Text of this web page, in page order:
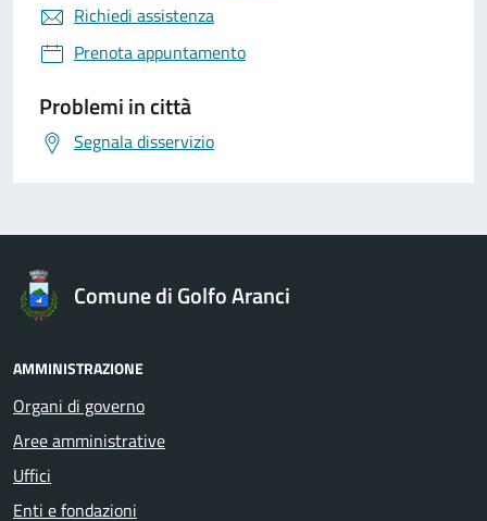
Richiedi assistenza
Prenota appuntamento
Problemi in città
Segnala disservizio
Comune di Golfo Aranci
AMMINISTRAZIONE
Organi di governo
Aree amministrative
Uffici
Enti e fondazioni